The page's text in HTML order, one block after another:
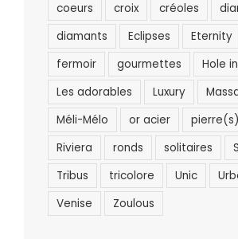
coeurs
croix créoles
diamants
Eclipses Eternity
fermoir
gourmettes
Hole
Les adorables
Luxury
Méli-Mélo
or acier pierre(s)
Riviera
ronds solitaires
Tribus
tricolore Unic
Venise
Zoulous